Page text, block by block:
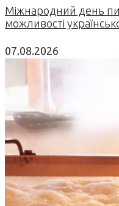
Міжнародний день
можливості
07.08.2026